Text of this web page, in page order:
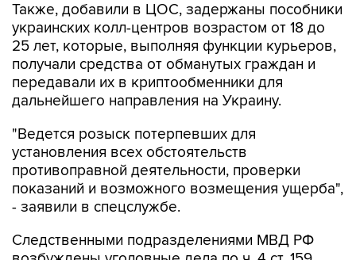
Также, добавили в ЦОС, задержаны пособники
украинских колл-центров возрастом от 18 до
25 лет, которые, выполняя функции курьеров,
получали средства от обманутых граждан и
передавали их в криптообменники для
дальнейшего направления на Украину.
"Ведется розыск потерпевших для
установления всех обстоятельств
противоправной деятельности, проверки
показаний и возможного возмещения ущерба",
- заявили в спецслужбе.
Следственными подразделениями МВД РФ